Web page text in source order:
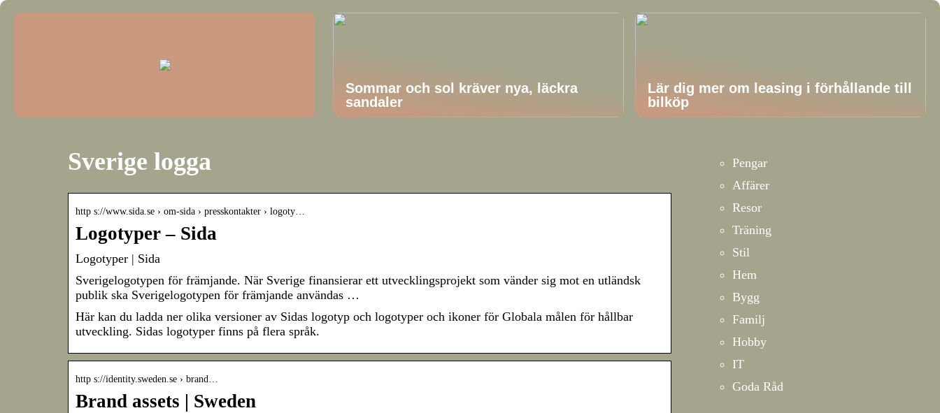
Sommar och sol kräver nya, läckra
sandaler
Lär dig mer om leasing i förhållande till
bilköp
Sverige logga
http s://www.sida.se › om-sida › presskontakter › logoty…
Logotyper – Sida
Logotyper | Sida
Sverigelogotypen för främjande. När Sverige finansierar ett utvecklingsprojekt som vänder sig mot en utländsk
publik ska Sverigelogotypen för främjande användas …
Här kan du ladda ner olika versioner av Sidas logotyp och logotyper och ikoner för Globala målen för hållbar
utveckling. Sidas logotyper finns på flera språk.
http s://identity.sweden.se › brand…
Brand assets | Sweden
Pengar
Affärer
Resor
Träning
Stil
Hem
Bygg
Familj
Hobby
IT
Goda Råd